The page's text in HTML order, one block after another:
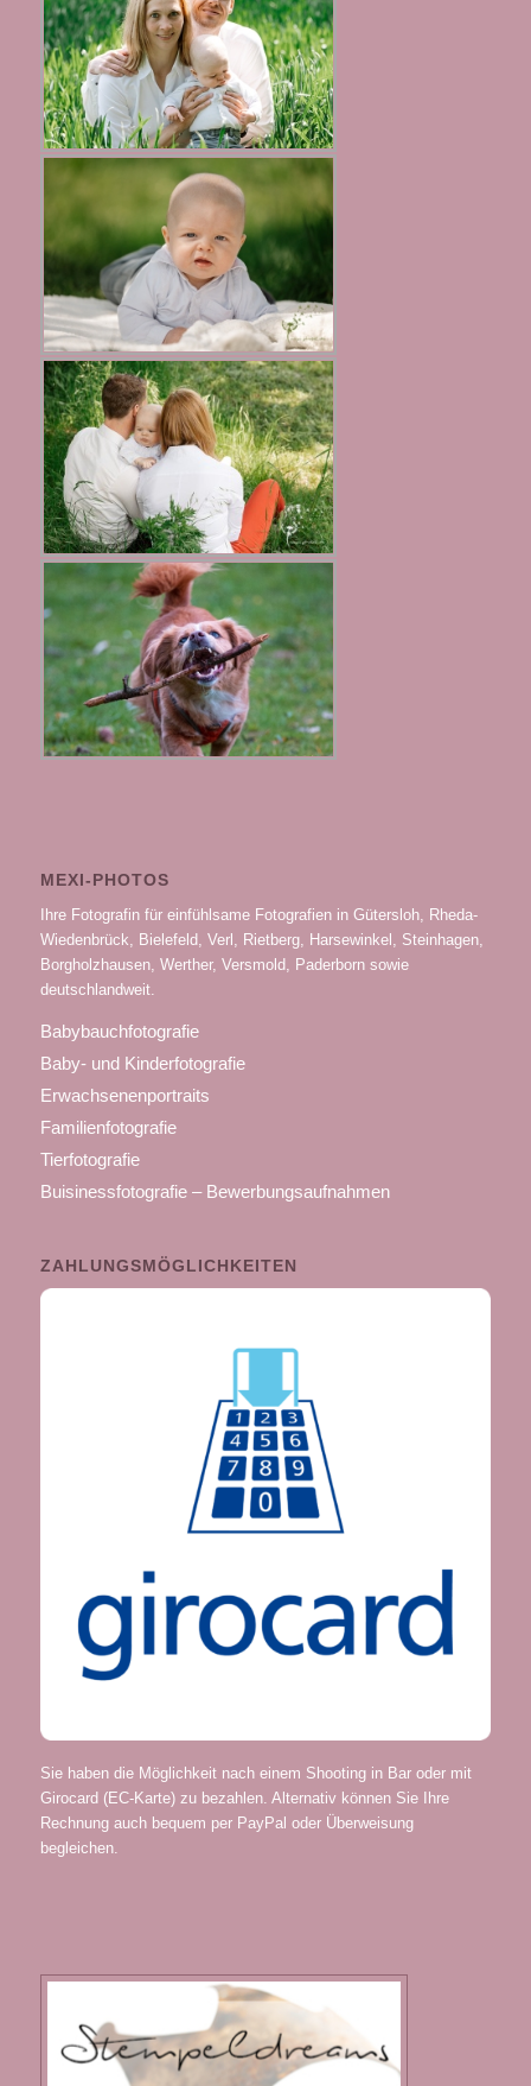
MEXI-PHOTOS
Ihre Fotografin für einfühlsame Fotografien in Gütersloh, Rheda-
Wiedenbrück, Bielefeld, Verl, Rietberg, Harsewinkel, Steinhagen,
Borgholzhausen, Werther, Versmold, Paderborn sowie
deutschlandweit.
Babybauchfotografie
Baby- und Kinderfotografie
Erwachsenenportraits
Familienfotografie
Tierfotografie
Buisinessfotografie – Bewerbungsaufnahmen
ZAHLUNGSMÖGLICHKEITEN
Sie haben die Möglichkeit nach einem Shooting in Bar oder mit
Girocard (EC-Karte) zu bezahlen. Alternativ können Sie Ihre
Rechnung auch bequem per PayPal oder Überweisung
begleichen.